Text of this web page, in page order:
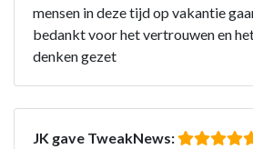
mensen in deze tijd op vakantie
bedankt voor het vertrouwen en
denken gezet
JK gave TweakNews: